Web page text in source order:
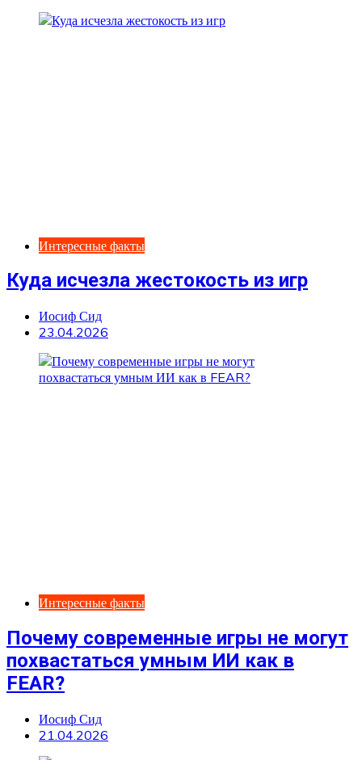
Интересные факты
Куда исчезла жестокость из игр
Иосиф Сид
23.04.2026
Интересные факты
Почему современные игры не могут
похвастаться умным ИИ как в
FEAR?
Иосиф Сид
21.04.2026